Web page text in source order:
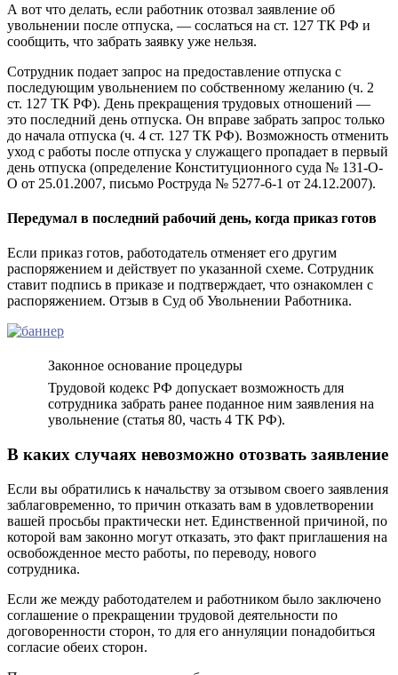
А вот что делать, если работник отозвал заявление об
увольнении после отпуска, — сослаться на ст. 127 ТК РФ и
сообщить, что забрать заявку уже нельзя.
Сотрудник подает запрос на предоставление отпуска с
последующим увольнением по собственному желанию (ч. 2
ст. 127 ТК РФ). День прекращения трудовых отношений —
это последний день отпуска. Он вправе забрать запрос только
до начала отпуска (ч. 4 ст. 127 ТК РФ). Возможность отменить
уход с работы после отпуска у служащего пропадает в первый
день отпуска (определение Конституционного суда № 131-О-
О от 25.01.2007, письмо Роструда № 5277-6-1 от 24.12.2007).
Передумал в последний рабочий день, когда приказ готов
Если приказ готов, работодатель отменяет его другим
распоряжением и действует по указанной схеме. Сотрудник
ставит подпись в приказе и подтверждает, что ознакомлен с
распоряжением. Отзыв в Суд об Увольнении Работника.
Законное основание процедуры
Трудовой кодекс РФ допускает возможность для
сотрудника забрать ранее поданное ним заявления на
увольнение (статья 80, часть 4 ТК РФ).
В каких случаях невозможно отозвать заявление
Если вы обратились к начальству за отзывом своего заявления
заблаговременно, то причин отказать вам в удовлетворении
вашей просьбы практически нет. Единственной причиной, по
которой вам законно могут отказать, это факт приглашения на
освобожденное место работы, по переводу, нового
сотрудника.
Если же между работодателем и работником было заключено
соглашение о прекращении трудовой деятельности по
договоренности сторон, то для его аннуляции понадобиться
согласие обеих сторон.